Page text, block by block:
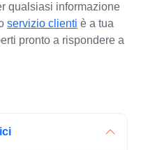
qualsiasi informazione
servizio clienti è a tua
pronto a rispondere a